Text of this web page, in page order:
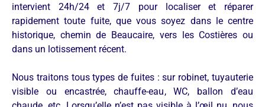
intervient 24h/24 et 7j/7 pour localiser et réparer
rapidement toute fuite, que vous soyez dans le centre
historique, chemin de Beaucaire, vers les Costières ou
dans un lotissement récent.
Nous traitons tous types de fuites : sur robinet, tuyauterie
visible ou encastrée, chauffe-eau, WC, ballon d’eau